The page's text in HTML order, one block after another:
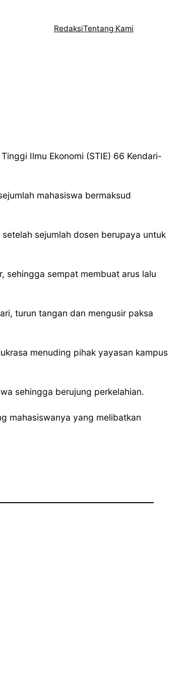
RedaksiTentang Kami
Ilmu Ekonomi (STIE) 66 Kendari-
mahasiswa bermaksud
sejumlah dosen berupaya untuk
sehingga sempat membuat arus lalu
turun tangan dan mengusir paksa
menuding pihak yayasan kampus
sehingga berujung perkelahian.
mahasiswanya yang melibatkan